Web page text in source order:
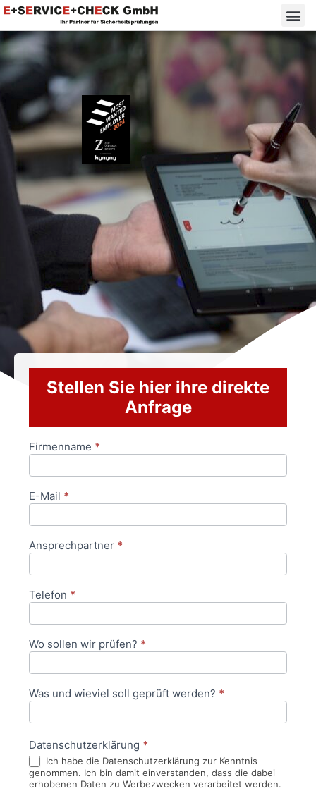
Stellen Sie hier ihre direkte
Anfrage
Anfrageformular
Firmenname *
E-Mail *
Ansprechpartner *
Telefon *
Wo sollen wir prüfen? *
Was und wieviel soll geprüft werden? *
Datenschutzerklärung *
Ich habe die Datenschutzerklärung zur Kenntnis
genommen. Ich bin damit einverstanden, dass die dabei
erhobenen Daten zu Werbezwecken verarbeitet werden.